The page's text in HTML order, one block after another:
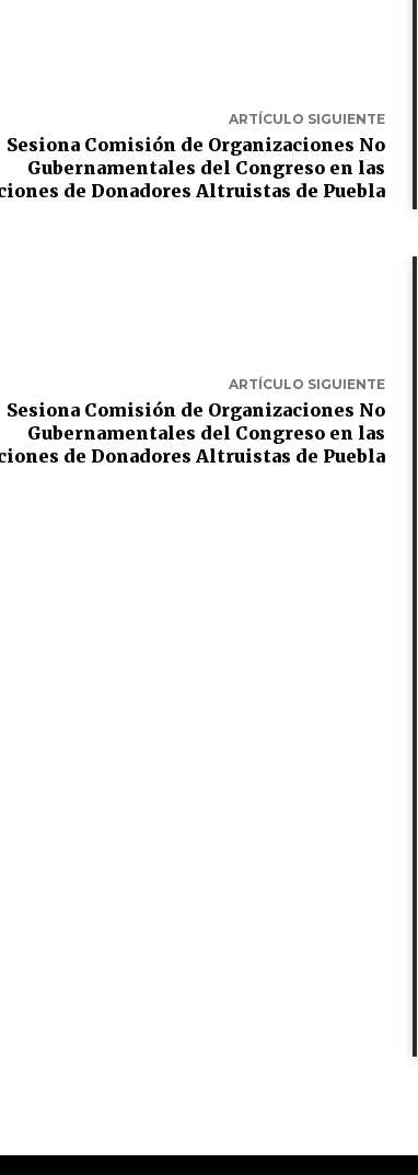
ARTÍCULO SIGUIENTE
Sesiona Comisión de Organizaciones No
Gubernamentales del Congreso en las
de Donadores Altruistas de Puebla
ARTÍCULO SIGUIENTE
Sesiona Comisión de Organizaciones No
Gubernamentales del Congreso en las
de Donadores Altruistas de Puebla